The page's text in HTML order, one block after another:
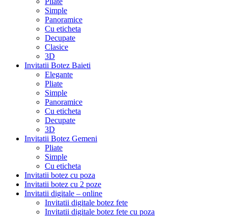
Simple
Panoramice
Cu eticheta
Decupate
Clasice
3D
Invitatii Botez Baieti
Elegante
Pliate
Simple
Panoramice
Cu eticheta
Decupate
3D
Invitatii Botez Gemeni
Pliate
Simple
Cu eticheta
Invitatii botez cu poza
Invitatii botez cu 2 poze
Invitatii digitale – online
Invitatii digitale botez fete
Invitatii digitale botez fete cu poza